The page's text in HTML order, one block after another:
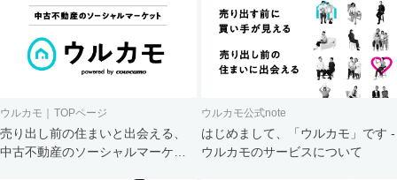
ウルカモ｜TOPページ
売り出し前の住まいと出会える、
中古不動産のソーシャルマーケッ
ウルカモ公式note
はじめまして、「ウルカモ」です -
ウルカモのサービスについて